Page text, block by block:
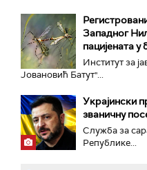
Западног
пацијената у
Институт за
Јовановић Батут"...
Украјински
званичну
Служба за
Републике...